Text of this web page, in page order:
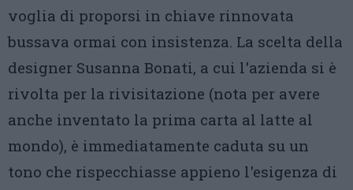
voglia di proporsi in chiave rinnovata
bussava ormai con insistenza. La scelta della
designer Susanna Bonati, a cui l'azienda si è
rivolta per la rivisitazione (nota per avere
anche inventato la prima carta al latte al
mondo), è immediatamente caduta su un
tono che rispecchiasse appieno l'esigenza di